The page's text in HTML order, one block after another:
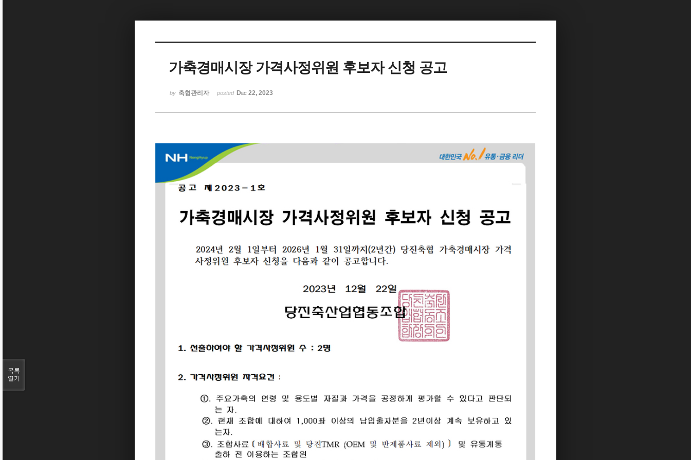
가축경매시장 가격사정위원 후보자 신청 공고
by 축협관리자 posted Dec 22, 2023
목록
열기
Sketchbook5, 스케치북5
Sketchbook5, 스케치북5